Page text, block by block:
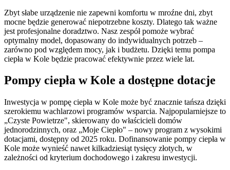
Zbyt słabe urządzenie nie zapewni komfortu w mroźne dni, zbyt
mocne będzie generować niepotrzebne koszty. Dlatego tak ważne
jest profesjonalne doradztwo. Nasz zespół pomoże wybrać
optymalny model, dopasowany do indywidualnych potrzeb –
zarówno pod względem mocy, jak i budżetu. Dzięki temu pompa
ciepła w Kole będzie pracować efektywnie przez wiele lat.
Pompy ciepła w Kole a dostępne dotacje
Inwestycja w pompę ciepła w Kole może być znacznie tańsza dzięki
szerokiemu wachlarzowi programów wsparcia. Najpopularniejsze to
„Czyste Powietrze", skierowany do właścicieli domów
jednorodzinnych, oraz „Moje Ciepło" – nowy program z wysokimi
dotacjami, dostępny od 2025 roku. Dofinansowanie pompy ciepła w
Kole może wynieść nawet kilkadziesiąt tysięcy złotych, w
zależności od kryterium dochodowego i zakresu inwestycji.